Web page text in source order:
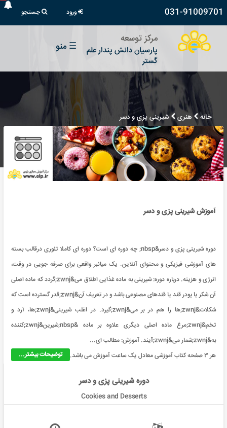
031-91009701 ورود جستجو
مرکز توسعه
پارسیان دانش پندار علم
گستر
☰ منو
خانه هنری شیرینی پزی و دسر
آموزش شیرینی پزی و دسر
دوره شیرینی پزی و دسر&nbsp; چه دوره ای است؟ دوره ای کاملا تئوری درقالب بسته
های آموزشی فیزیکی و محتوای آنلاین. یک میانبر واقعی برای صرفه جویی در وقت،
انرژی و هزینه. درباره دوره: شیرینی به ماده غذایی اطلاق می&zwnj;گردد که ماده اصلی
آن شکر یا پودر قند یا قندهای مصنوعی باشد و در تعریف آن&zwnj;قدر گسترده است که
شکلات&zwnj;ها را هم در بر می&zwnj;گیرد. در اغلب شیرینی&zwnj;ها، آرد و
تخم&zwnj;مرغ ماده اصلی دیگری علاوه بر ماده &nbsp;شیرین&zwnj;کننده
به&zwnj;شمار می&zwnj;آیند. آموزش: مطالب ای...
توضیحات بیشتر...
هر ۳ صفحه کتاب آموزشی معادل یک ساعت آموزش می باشد.
دوره شیرینی پزی و دسر
Cookies and Desserts